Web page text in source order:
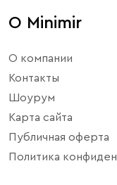
О Minimir
О компании
Контакты
Шоурум
Карта сайта
Публичная оферта
Политика